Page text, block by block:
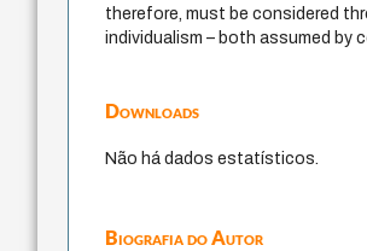
therefore, must be considered
individualism – both assumed by
Downloads
Não há dados estatísticos.
Biografia do Autor